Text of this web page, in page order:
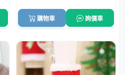
購物車 詢價車